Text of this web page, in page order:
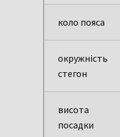
коло пояса
окружність
стегон
висота
посадки